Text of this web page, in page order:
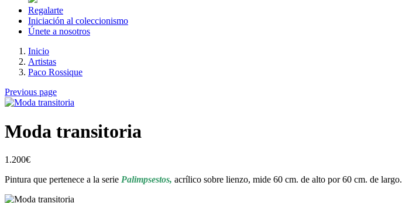
Regalarte
Iniciación al coleccionismo
Únete a nosotros
Inicio
Artistas
Paco Rossique
Previous page
Moda transitoria
1.200€
Pintura que pertenece a la serie Palimpsestos, acrílico sobre lienzo, mide 60 cm. de alto por 60 cm. de largo.